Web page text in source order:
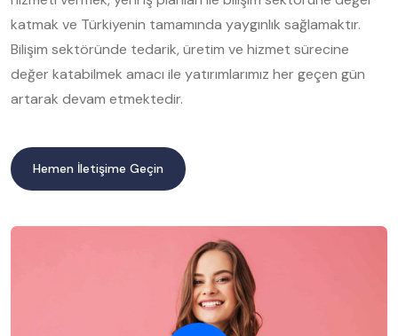
katmak ve Türkiyenin tamamında yaygınlık sağlamaktır.
Bilişim sektöründe tedarik, üretim ve hizmet sürecine
değer katabilmek amacı ile yatırımlarımız her geçen gün
artarak devam etmektedir.
Hemen İletişime Geçin